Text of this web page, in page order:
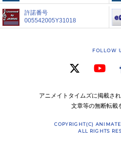
許諾番号
005542005Y31018
FOLLOW
アニメイトタイムズに掲載さ
文章等の無断転載
COPYRIGHT(C)
ALL RIGHTS